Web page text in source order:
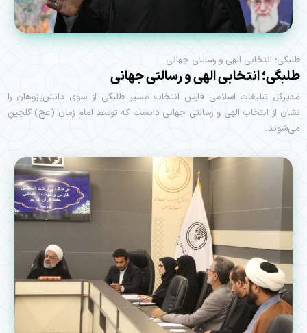
طلبگی؛ انتخابی الهی و رسالتی جهانی
طلبگی؛ انتخابی الهی و رسالتی جهانی
مدیرکل تبلیغات اسلامی فارس انتخاب مسیر طلبگی از سوی دانش‌پژوهان را
نشان از انتخاب الهی و رسالتی جهانی دانست که توسط امام زمان (عج) گلچین
می‌شوند.